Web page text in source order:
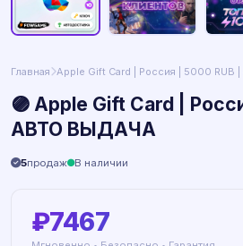
Главная Apple Gift Card | Россия | 5000
🟣 Apple Gift Card |
АВТО ВЫДАЧА
5продаж В наличии
₽7467